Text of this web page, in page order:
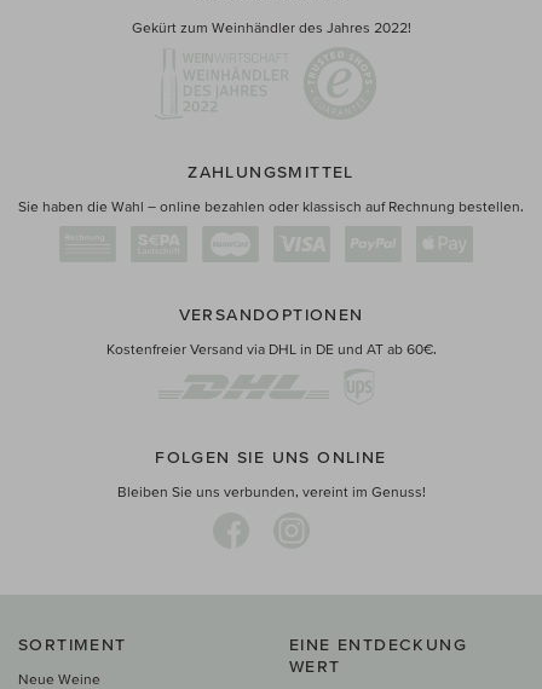
Gekürt zum Weinhändler des Jahres 2022!
ZAHLUNGSMITTEL
Sie haben die Wahl – online bezahlen oder klassisch auf Rechnung bestellen.
VERSANDOPTIONEN
Kostenfreier Versand via DHL in DE und AT ab 60€.
FOLGEN SIE UNS ONLINE
Bleiben Sie uns verbunden, vereint im Genuss!
SORTIMENT
Neue Weine
EINE ENTDECKUNG
WERT